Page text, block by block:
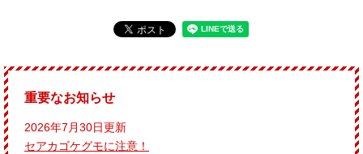
重要なお知らせ
2026年7月30日更新
セアカゴケグモに注意！